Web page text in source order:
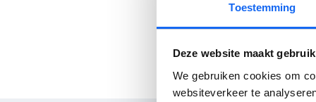
Toestemming
Deze website maakt
We gebruiken cookies om
websiteverkeer te